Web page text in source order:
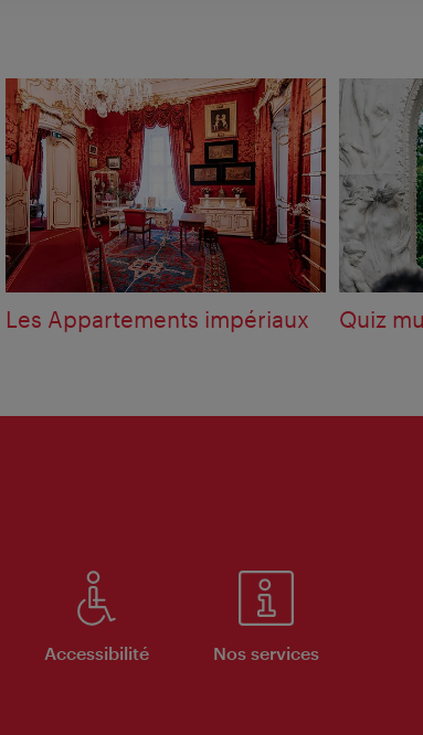
Les Appartements impériaux Quiz
Accessibilité Nos services